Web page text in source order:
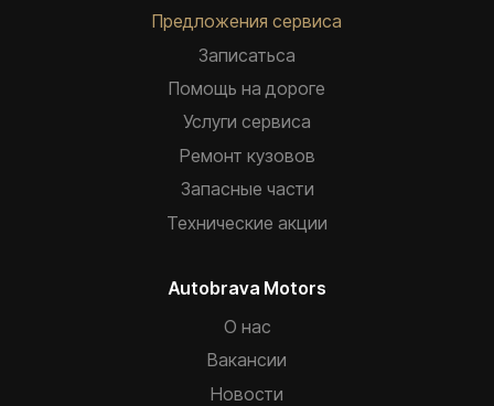
Предложения сервиса
Записатьca
Помощь на дороге
Услуги сервиса
Ремонт кузовов
Запасные части
Технические акции
Autobrava Motors
О нас
Вакансии
Новости